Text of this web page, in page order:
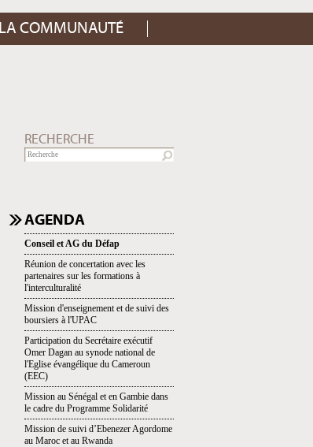
LA COMMUNAUTÉ
RECHERCHE
NAVIGATION
AGENDA
Conseil et AG du Défap
Réunion de concertation avec les
partenaires sur les formations à
l'interculturalité
Mission d'enseignement et de suivi des
boursiers à l'UPAC
Participation du Secrétaire exécutif
Omer Dagan au synode national de
l'Eglise évangélique du Cameroun
(EEC)
Mission au Sénégal et en Gambie dans
le cadre du Programme Solidarité
Mission de suivi d’Ebenezer Agordome
au Maroc et au Rwanda